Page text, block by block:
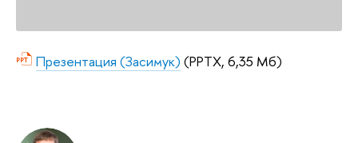
Презентация (Засимук) (PPTX, 6,35 Мб)